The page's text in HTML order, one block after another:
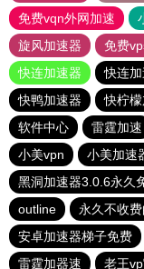
免费vqn外网加速
旋风加速器
免费
快连加速器
快连
快鸭加速器
快柠
软件中心
雷霆加速
小美vpn
小美加速
黑洞加速器3.0.6永久
outline
永久不收
安卓加速器梯子免费
雷霆加器速
老王